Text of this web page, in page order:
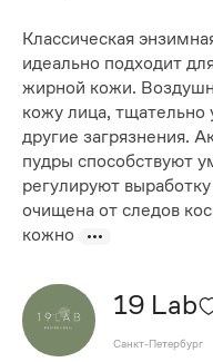
Классическая
идеально подходит
жирной кожи.
кожу лица, тщательно
другие загрязнения.
пудры способствуют
регулируют
очищена от следов
кожно
19 Lab
Санкт-Петербург